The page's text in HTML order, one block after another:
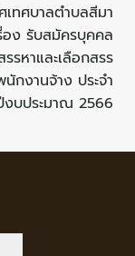
เทศบาลตำบลสีมา
อง รับสมัครบุคคล
รรหาและเลือกสรร
นักงานจ้าง ประจำ
งบประมาณ 2566